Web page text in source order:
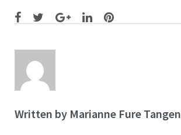
Facebook
TwitterGoogle+
LinkedInPinterest
Written by Marianne Fure Tangen